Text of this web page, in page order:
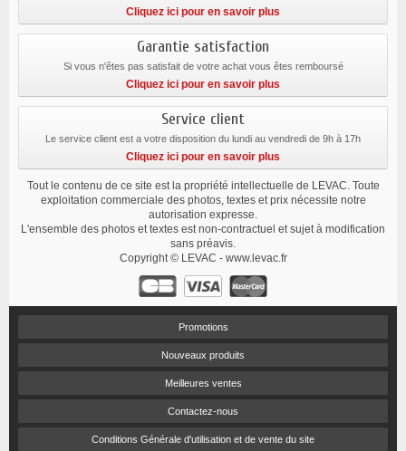
Cliquez ici pour en savoir plus
Garantie satisfaction
Si vous n'êtes pas satisfait de votre achat vous êtes remboursé
Cliquez ici pour en savoir plus
Service client
Le service client est a votre disposition du lundi au vendredi de 9h à 17h
Cliquez ici pour en savoir plus
Tout le contenu de ce site est la propriété intellectuelle de LEVAC. Toute
exploitation commerciale des photos, textes et prix nécessite notre
autorisation expresse.
L'ensemble des photos et textes est non-contractuel et sujet à modification
sans préavis.
Copyright © LEVAC - www.levac.fr
Promotions
Nouveaux produits
Meilleures ventes
Contactez-nous
Conditions Générale d'utilisation et de vente du site